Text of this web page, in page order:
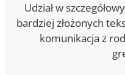
Udział w
bardziej złożonych
komunikacja z